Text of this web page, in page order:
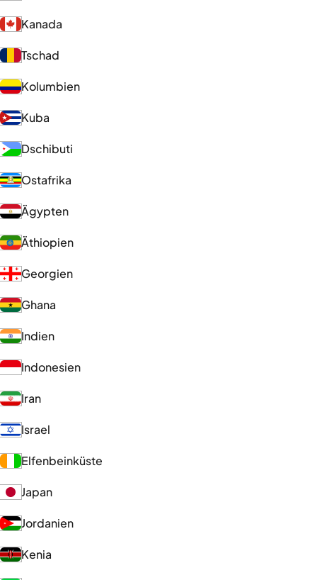
Kanada
Tschad
Kolumbien
Kuba
Dschibuti
Ostafrika
Ägypten
Äthiopien
Georgien
Ghana
Indien
Indonesien
Iran
Israel
Elfenbeinküste
Japan
Jordanien
Kenia